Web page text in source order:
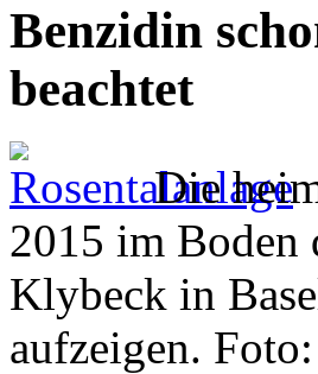
Benzidin
beachtet
Die
2015 im Boden
Klybeck in
aufzeigen.